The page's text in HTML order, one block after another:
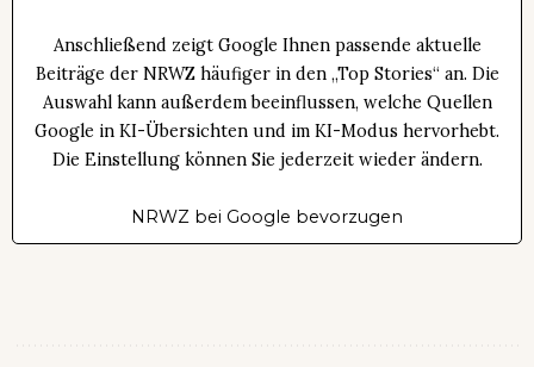
Anschließend zeigt Google Ihnen passende aktuelle
Beiträge der NRWZ häufiger in den „Top Stories“ an. Die
Auswahl kann außerdem beeinflussen, welche Quellen
Google in KI-Übersichten und im KI-Modus hervorhebt.
Die Einstellung können Sie jederzeit wieder ändern.
NRWZ bei Google bevorzugen